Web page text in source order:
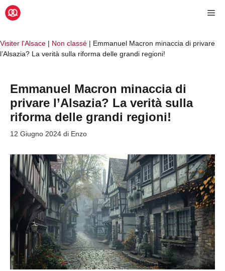
Vai
Visiter l'Alsace | Non classé | Emmanuel Macron minaccia di privare
l’Alsazia? La verità sulla riforma delle grandi regioni!
Emmanuel Macron minaccia di
privare l’Alsazia? La verità sulla
riforma delle grandi regioni!
12 Giugno 2024 di Enzo